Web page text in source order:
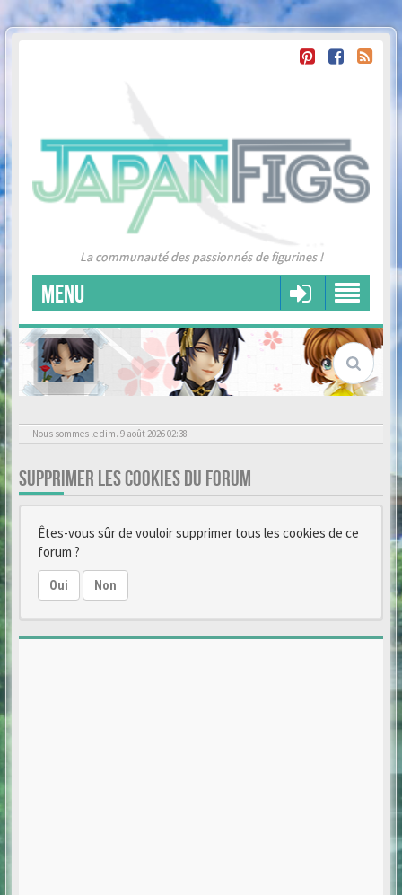
La communauté des passionnés de figurines !
MENU
Nous sommes le dim. 9 août 2026 02:38
SUPPRIMER LES COOKIES DU FORUM
Êtes-vous sûr de vouloir supprimer tous les cookies de ce
forum ?
Oui Non